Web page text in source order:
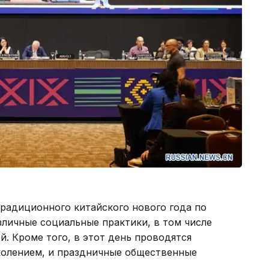
китайского нового года по
социальные практики, в том числе
Кроме того, в этот день проводятся
и праздничные общественные